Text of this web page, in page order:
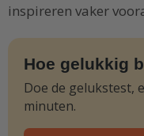
inspireren vaker
Hoe gelukkig
Doe de gelukstest,
minuten.